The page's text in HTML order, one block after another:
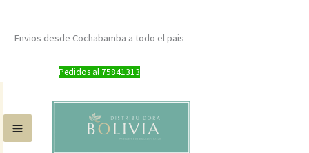
Envios desde Cochabamba a todo el pais
Pedidos al 75841313
alto